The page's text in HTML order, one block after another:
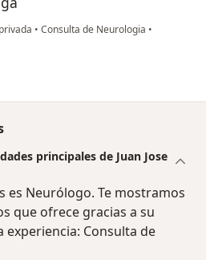
• Consulta de Neurologia •
principales de Juan Jose
es Neurólogo. Te mostramos
que ofrece gracias a su
Consulta de